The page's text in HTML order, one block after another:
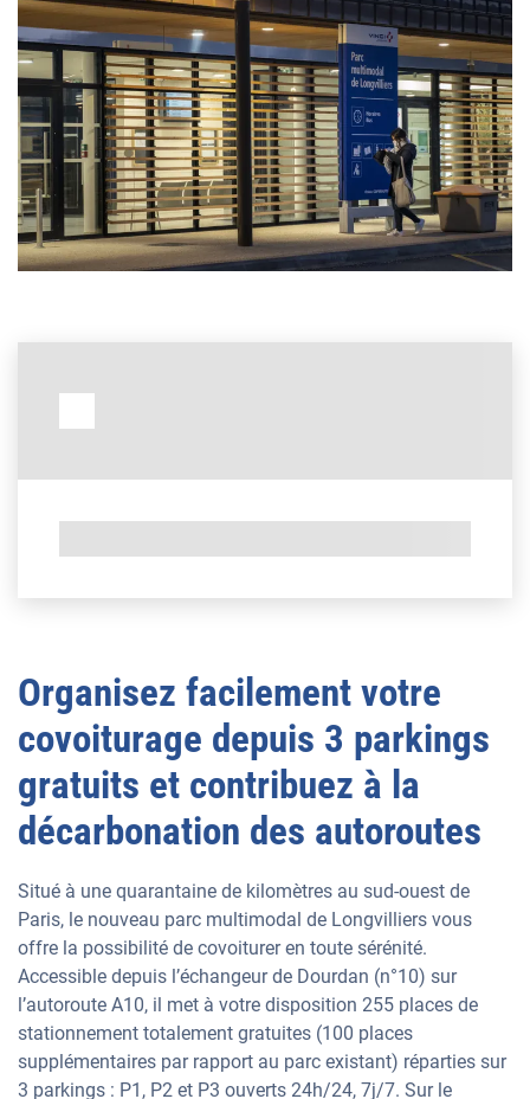
Organisez facilement votre
covoiturage depuis 3 parkings
gratuits et contribuez à la
décarbonation des autoroutes
Situé à une quarantaine de kilomètres au sud-ouest de
Paris, le nouveau parc multimodal de Longvilliers vous
offre la possibilité de covoiturer en toute sérénité.
Accessible depuis l’échangeur de Dourdan (n°10) sur
l’autoroute A10, il met à votre disposition 255 places de
stationnement totalement gratuites (100 places
supplémentaires par rapport au parc existant) réparties sur
3 parkings : P1, P2 et P3 ouverts 24h/24, 7j/7. Sur le